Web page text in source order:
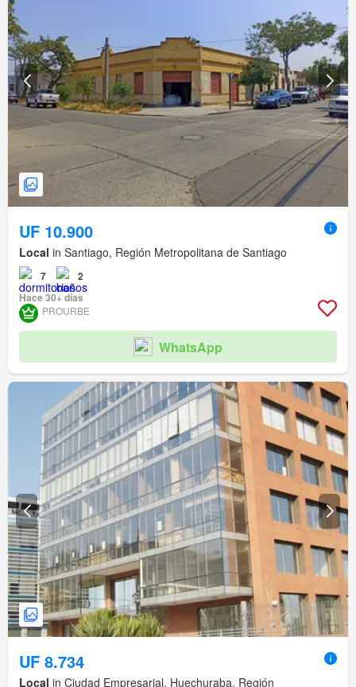
UF 10.900
Local in Santiago, Región Metropolitana de Santiago
7
2
Hace 30+ días
PROURBE
WhatsApp
UF 8.734
Local in Ciudad Empresarial, Huechuraba, Región